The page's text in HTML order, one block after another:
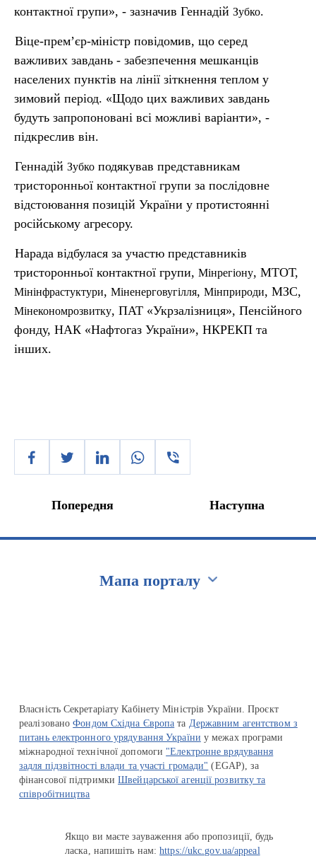
контактної групи», - зазначив Геннадій Зубко.
Віце-прем’єр-міністр повідомив, що серед
важливих завдань - забезпечення мешканців
населених пунктів на лінії зіткнення теплом у
зимовий період. «Щодо цих важливих завдань
будуть запропоновані всі можливі варіанти», -
підкреслив він.
Геннадій Зубко подякував представникам
тристоронньої контактної групи за послідовне
відстоювання позицій України у протистоянні
російському агресору.
Нарада відбулася за участю представників
тристоронньої контактної групи, Мінрегіону, МТОТ,
Мінінфрастуктури, Міненерговугілля, Мінприроди, МЗС,
Мінекономрозвитку, ПАТ «Укрзалізниця», Пенсійного
фонду, НАК «Нафтогаз України», НКРЕКП та
інших.
Попередня Наступна
Мапа порталу
Власність Секретаріату Кабінету Міністрів України. Проєкт
реалізованоФондом Східна Європа та Державним агентством з
питань електронного урядування України у межах програми
міжнародної технічної допомоги "Електронне врядування
задля підзвітності влади та участі громади" (EGAP), за
фінансової підтримкиШвейцарської агенції розвитку та
співробітництва
Якщо ви маєте зауваження або пропозиції, будь
ласка, напишіть нам:https://ukc.gov.ua/appeal